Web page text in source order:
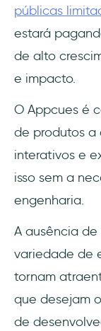
preço
O
O que
públicas
estará
de alto
e impacto.
O Appcues é
de produtos a
interativos e
isso sem a
engenharia.
A ausência
variedade de
tornam
que desejam
de